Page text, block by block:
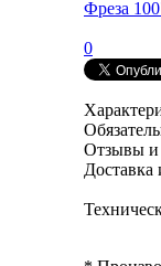
Фреза
0
Отзывы и
Доставка